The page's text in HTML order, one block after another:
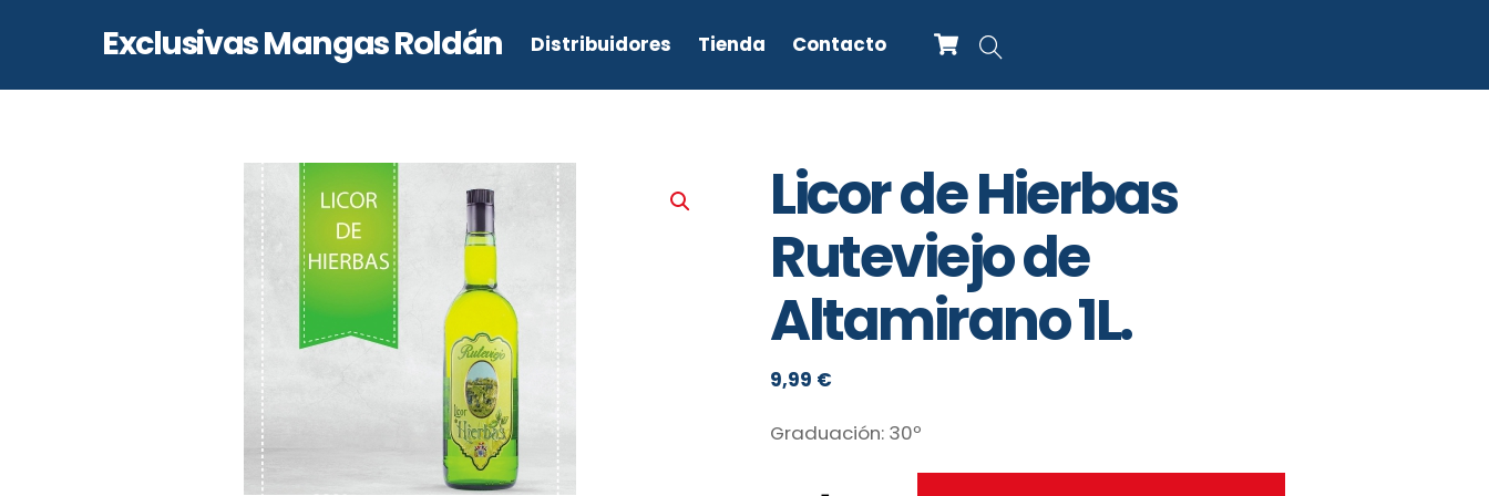
Exclusivas Mangas Roldán Cart
Distribuidores Tienda Contacto
Licor de Hierbas
Ruteviejo de
Altamirano 1L.
9,99 €
Graduación: 30º